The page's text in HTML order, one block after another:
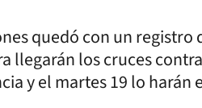
quedó con un registro
llegarán los cruces
y el martes 19 lo harán